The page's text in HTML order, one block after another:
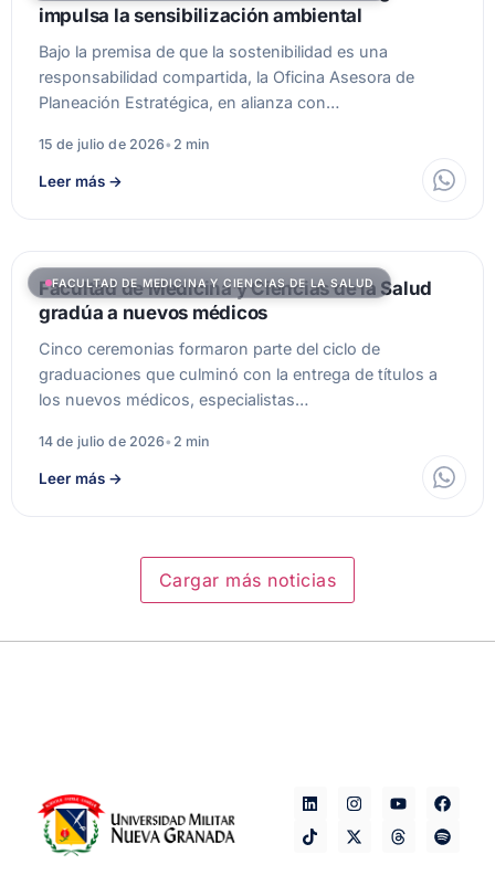
impulsa la sensibilización ambiental
Bajo la premisa de que la sostenibilidad es una
responsabilidad compartida, la Oficina Asesora de
Planeación Estratégica, en alianza con…
15 de julio de 2026• 2 min
Leer más →
FACULTAD DE MEDICINA Y CIENCIAS DE LA SALUD
Facultad de Medicina y Ciencias de la Salud
gradúa a nuevos médicos
Cinco ceremonias formaron parte del ciclo de
graduaciones que culminó con la entrega de títulos a
los nuevos médicos, especialistas…
14 de julio de 2026• 2 min
Leer más →
Cargar más noticias